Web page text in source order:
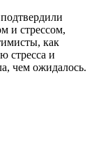
и стрессом,
как
стресса и
чем ожидалось.